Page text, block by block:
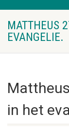
MATTHEUS
EVANGELIE.
in het